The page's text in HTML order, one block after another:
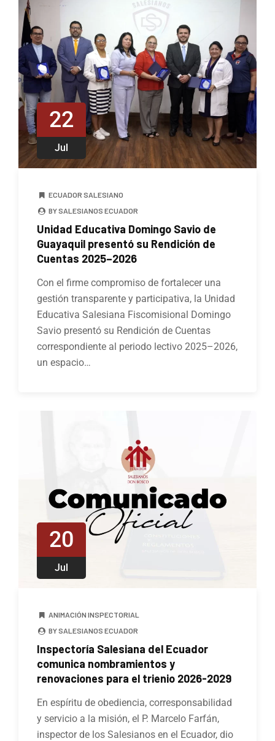
22
Jul
ECUADOR SALESIANO
BY SALESIANOS ECUADOR
Unidad Educativa Domingo Savio de
Guayaquil presentó su Rendición de
Cuentas 2025–2026
Con el firme compromiso de fortalecer una
gestión transparente y participativa, la Unidad
Educativa Salesiana Fiscomisional Domingo
Savio presentó su Rendición de Cuentas
correspondiente al periodo lectivo 2025–2026,
un espacio…
20
Jul
ANIMACIÓN INSPECTORIAL
BY SALESIANOS ECUADOR
Inspectoría Salesiana del Ecuador
comunica nombramientos y
renovaciones para el trienio 2026-2029
En espíritu de obediencia, corresponsabilidad
y servicio a la misión, el P. Marcelo Farfán,
inspector de los Salesianos en el Ecuador, dio